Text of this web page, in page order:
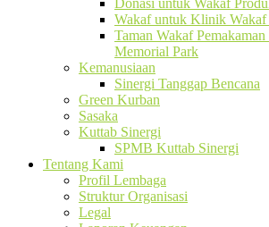
Donasi untuk Wakaf
Wakaf untuk Klinik
Taman Wakaf
Memorial Park
Kemanusiaan
Sinergi Tanggap Bencana
Green Kurban
Sasaka
Kuttab Sinergi
SPMB Kuttab Sinergi
Tentang Kami
Profil Lembaga
Struktur Organisasi
Legal